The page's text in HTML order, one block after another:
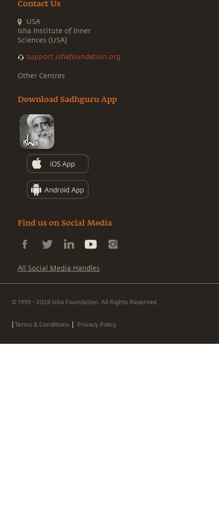
Contact Us
USA
Isha Institute of Inner
Sciences (USA)
support.ishafoundation.org
Other Centres
Download Sadhguru App
Find us on Social Media
All Social Media Handles
© 1999 - 2026 Isha Foundation. All Rights Reserved.
|Terms & Conditions | Privacy Policy